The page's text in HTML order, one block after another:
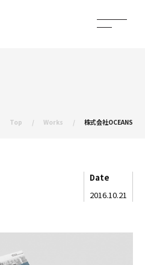
Top Works 株式会社OCEANS
Date
2016.10.21